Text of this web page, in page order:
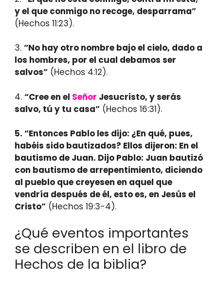
y el que conmigo no recoge, desparrama”
(Hechos 11:23).
3. “No hay otro nombre bajo el cielo, dado a
los hombres, por el cual debamos ser
salvos” (Hechos 4:12).
4. “Cree en el Señor Jesucristo, y serás
salvo, tú y tu casa” (Hechos 16:31).
5. “Entonces Pablo les dijo: ¿En qué, pues,
habéis sido bautizados? Ellos dijeron: En el
bautismo de Juan. Dijo Pablo: Juan bautizó
con bautismo de arrepentimiento, diciendo
al pueblo que creyesen en aquel que
vendría después de él, esto es, en Jesús el
Cristo” (Hechos 19:3-4).
¿Qué eventos importantes
se describen en el libro de
Hechos de la biblia?